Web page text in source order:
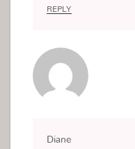
REPLY
Diane